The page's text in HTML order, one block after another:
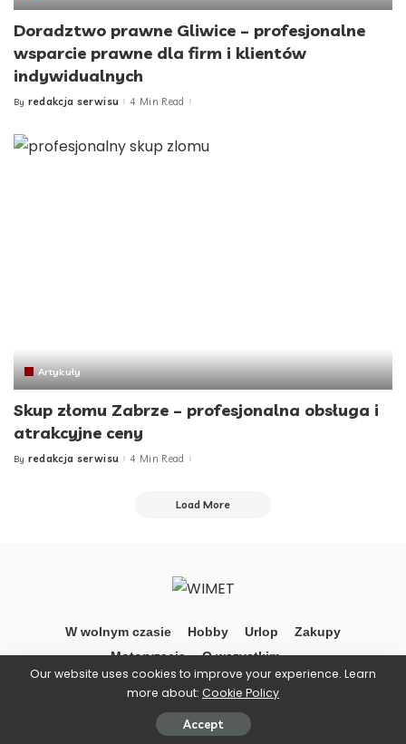
Doradztwo prawne Gliwice – profesjonalne
wsparcie prawne dla firm i klientów
indywidualnych
Posted
By redakcja serwisu 4 Min Read
Artykuły
Skup złomu Zabrze – profesjonalna obsługa i
atrakcyjne ceny
Posted
By redakcja serwisu 4 Min Read
Load More
W wolnym czasie Hobby Urlop
Zakupy
Motoryzacja
O wszystkim …
©Wimet
Our website uses cookies to improve your experience. Learn
more about: Cookie Policy
Accept